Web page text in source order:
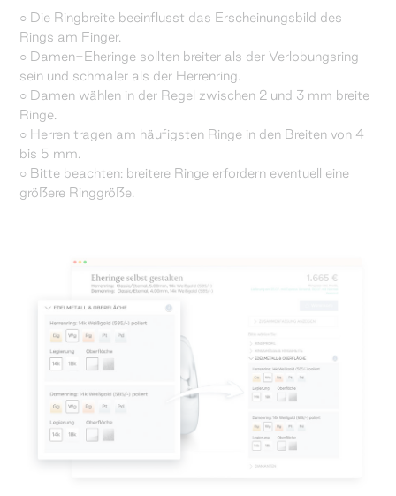
○ Die Ringbreite beeinflusst das Erscheinungsbild des
Rings am Finger.
○ Damen-Eheringe sollten breiter als der Verlobungsring
sein und schmaler als der Herrenring.
○ Damen wählen in der Regel zwischen 2 und 3 mm breite
Ringe.
○ Herren tragen am häufigsten Ringe in den Breiten von 4
bis 5 mm.
○ Bitte beachten: breitere Ringe erfordern eventuell eine
größere Ringgröße.